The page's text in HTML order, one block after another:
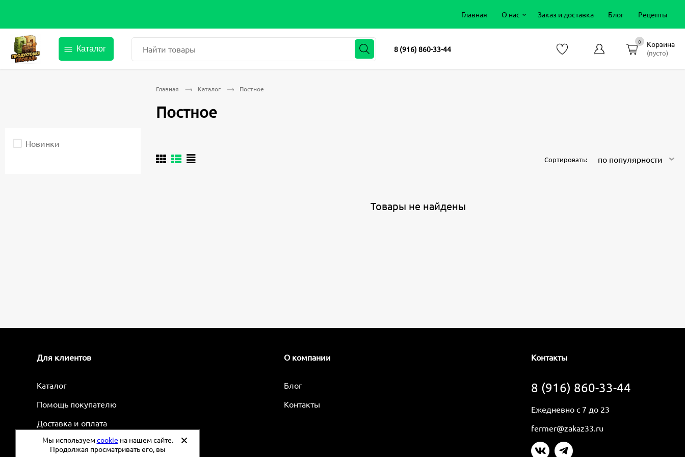
Главная О нас Заказ и доставка Блог Рецепты
Каталог Найти товары 8 (916) 860-33-44
0 Корзина
(пусто)
Выберите
параметры
Новинки
Главная Каталог Постное
Постное
Сортировать: по популярности
Товары не найдены
Для клиентов
Каталог
Помощь покупателю
Доставка и оплата
Рецепты
О компании
Блог
Контакты
Контакты
8 (916) 860-33-44
Ежедневно с 7 до 23
fermer@zakaz33.ru
Мы используемcookie на нашем сайте.
Продолжая просматривать его, вы